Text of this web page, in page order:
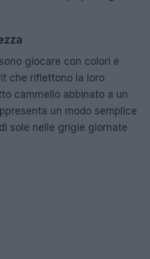
giocare con colori e
che riflettono la loro
cammello abbinato a un
un modo semplice
sole nelle grigie giornate